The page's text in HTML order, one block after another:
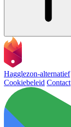
Hagglezon-alternatief
Cookiebeleid Contact